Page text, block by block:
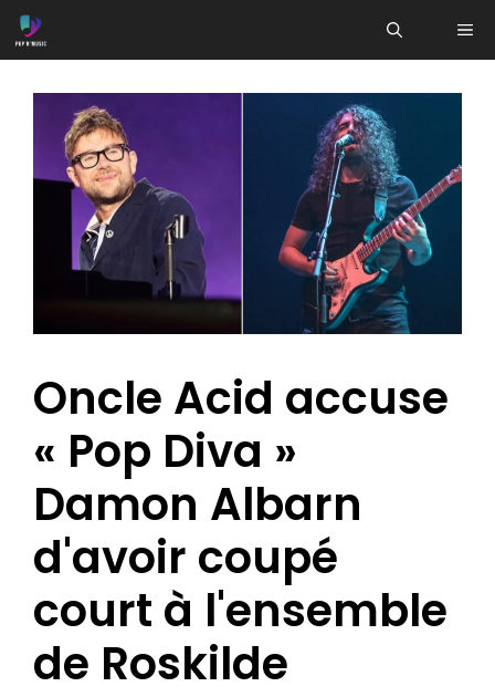
Aller
au
Oncle Acid accuse
« Pop Diva »
Damon Albarn
d'avoir coupé
court à l'ensemble
de Roskilde